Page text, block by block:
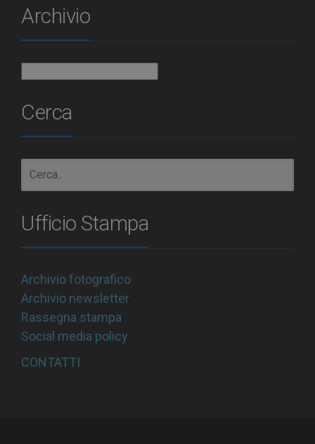
Archivio
Cerca
Ufficio Stampa
Archivio fotografico
Archivio newsletter
Rassegna stampa
Social media policy
CONTATTI